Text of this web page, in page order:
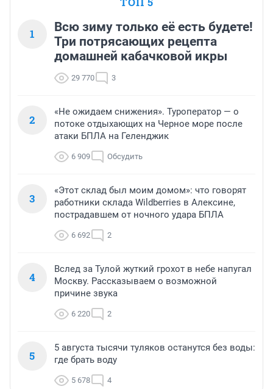
1
Всю зиму только её есть будете!
Три потрясающих рецепта
домашней кабачковой икры
29 770 3
2
«Не ожидаем снижения». Туроператор — о
потоке отдыхающих на Черное море после
атаки БПЛА на Геленджик
6 909 Обсудить
3
«Этот склад был моим домом»: что говорят
работники склада Wildberries в Алексине,
пострадавшем от ночного удара БПЛА
6 692 2
4
Вслед за Тулой жуткий грохот в небе напугал
Москву. Рассказываем о возможной
причине звука
6 220 2
5
5 августа тысячи туляков останутся без воды:
где брать воду
5 678 4